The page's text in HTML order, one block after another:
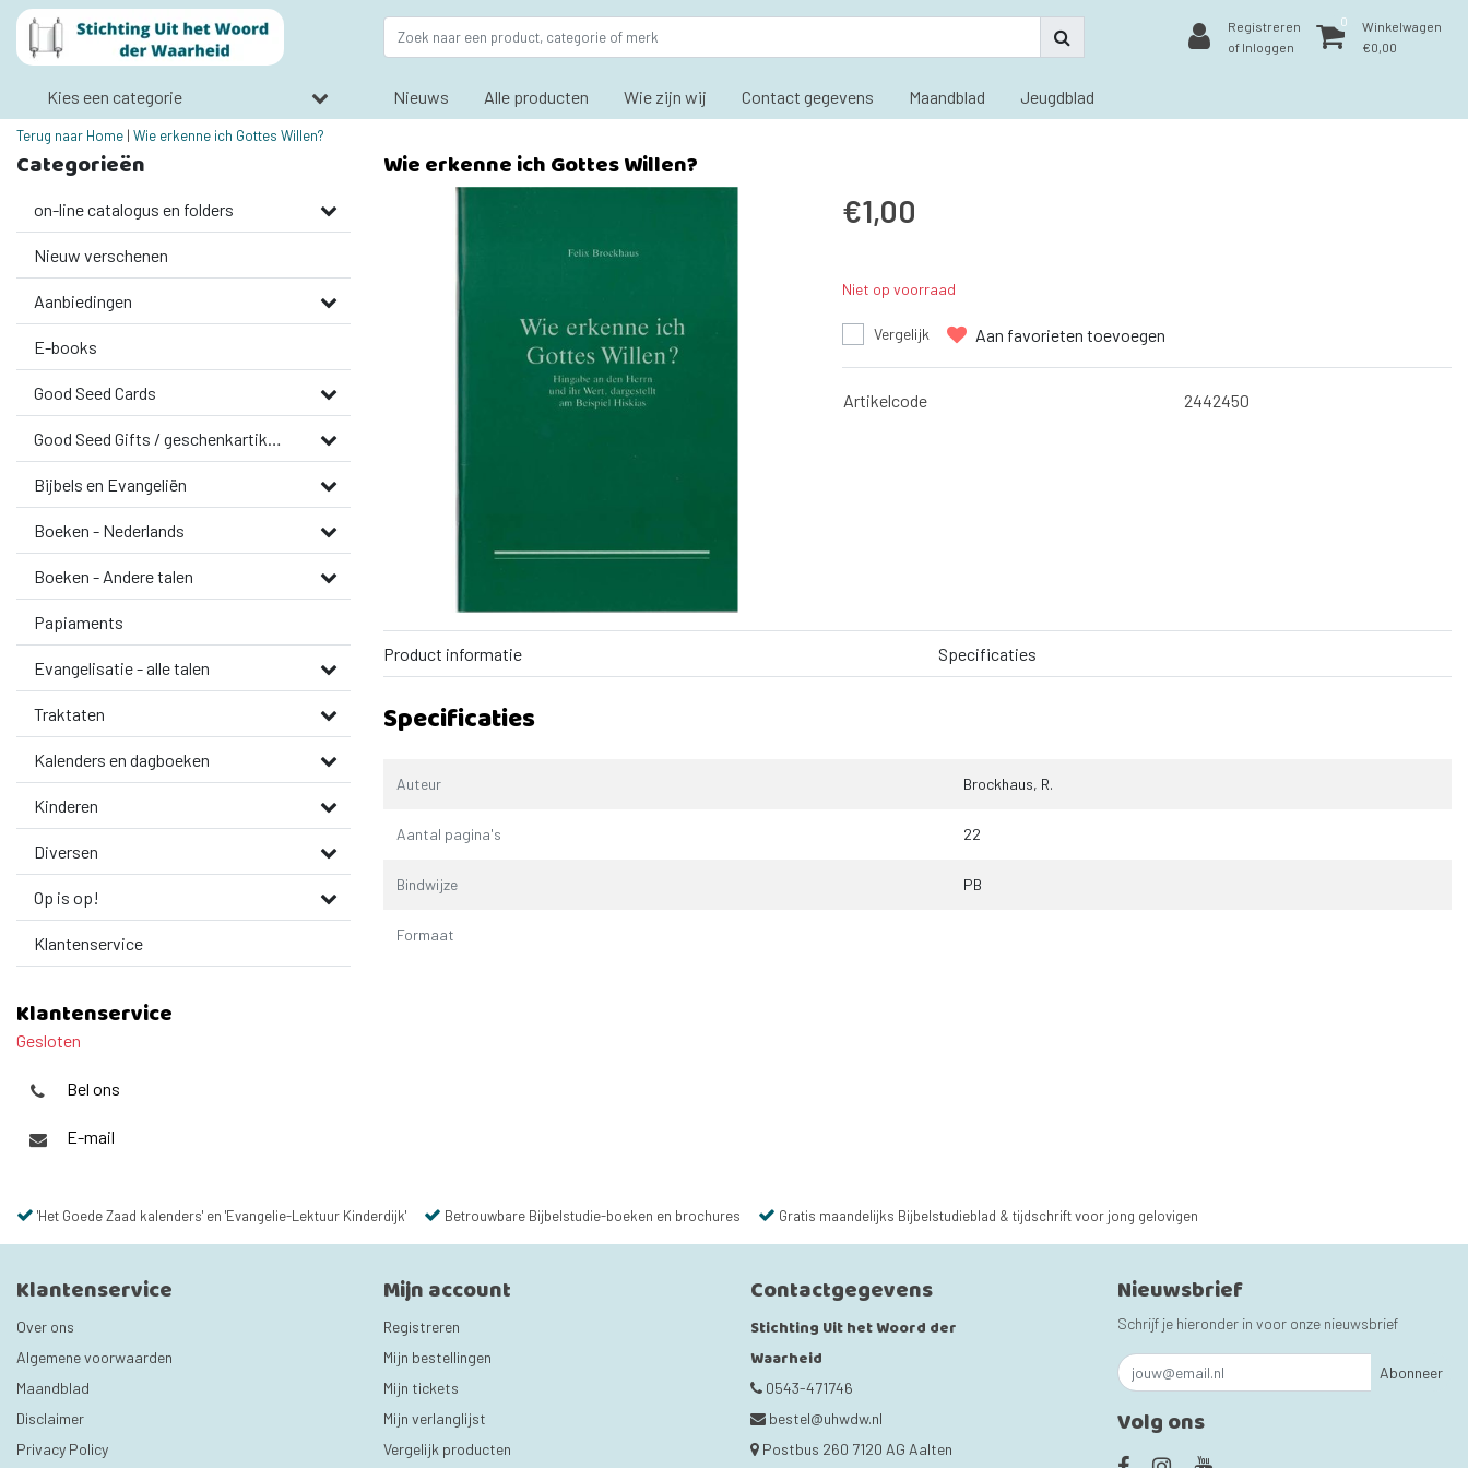
Registreren
of Inloggen
0
Winkelwagen
€0,00
Kies een categorie Nieuws Alle producten Wie zijn wij Contact gegevens Maandblad Jeugdblad
Terug naar Home | Wie erkenne ich Gottes Willen?
Categorieën
on-line catalogus en folders
Nieuw verschenen
Aanbiedingen
E-books
Good Seed Cards
Good Seed Gifts / geschenkartikelen
Bijbels en Evangeliën
Boeken - Nederlands
Boeken - Andere talen
Papiaments
Evangelisatie - alle talen
Traktaten
Kalenders en dagboeken
Kinderen
Diversen
Op is op!
Klantenservice
Klantenservice
Gesloten
Bel ons
E-mail
Wie erkenne ich Gottes Willen?
€1,00
Niet op voorraad
Vergelijk Aan favorieten toevoegen
Artikelcode 2442450
Product informatie Specificaties
Specificaties
Auteur Brockhaus, R.
Aantal pagina's 22
Bindwijze PB
Formaat
'Het Goede Zaad kalenders' en 'Evangelie-Lektuur Kinderdijk' Betrouwbare Bijbelstudie-boeken en brochures Gratis maandelijks Bijbelstudieblad & tijdschrift voor jong gelovigen
Klantenservice
Over ons
Algemene voorwaarden
Maandblad
Disclaimer
Privacy Policy
Mijn account
Registreren
Mijn bestellingen
Mijn tickets
Mijn verlanglijst
Vergelijk producten
Contactgegevens
Stichting Uit het Woord der
Waarheid
0543-471746
bestel@uhwdw.nl
Postbus 260 7120 AG Aalten
Nieuwsbrief
Schrijf je hieronder in voor onze nieuwsbrief
Abonneer
Volg ons